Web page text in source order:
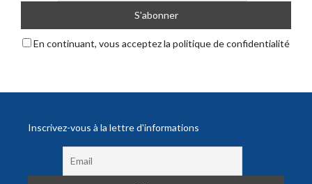
En continuant, vous acceptez la politique de confidentialité
Inscrivez-vous à la lettre d'informations